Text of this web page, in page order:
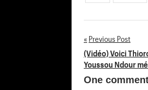
Navigation
de
Previous Post
(Vidéo) Voici
Youssou Ndour
One